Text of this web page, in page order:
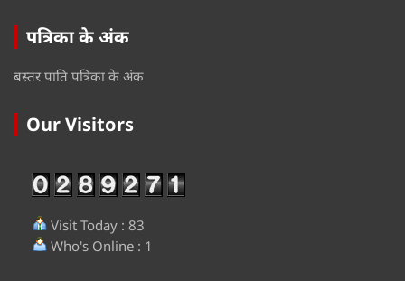
पत्रिका के अंक
बस्तर पाति पत्रिका के अंक
Our Visitors
Visit Today : 83
Who's Online : 1